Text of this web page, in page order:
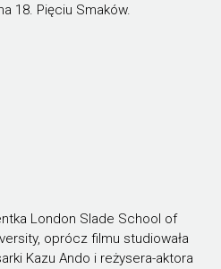
18. Pięciu Smaków.
London Slade School of
oprócz filmu studiowała
Kazu Ando i reżysera-aktora